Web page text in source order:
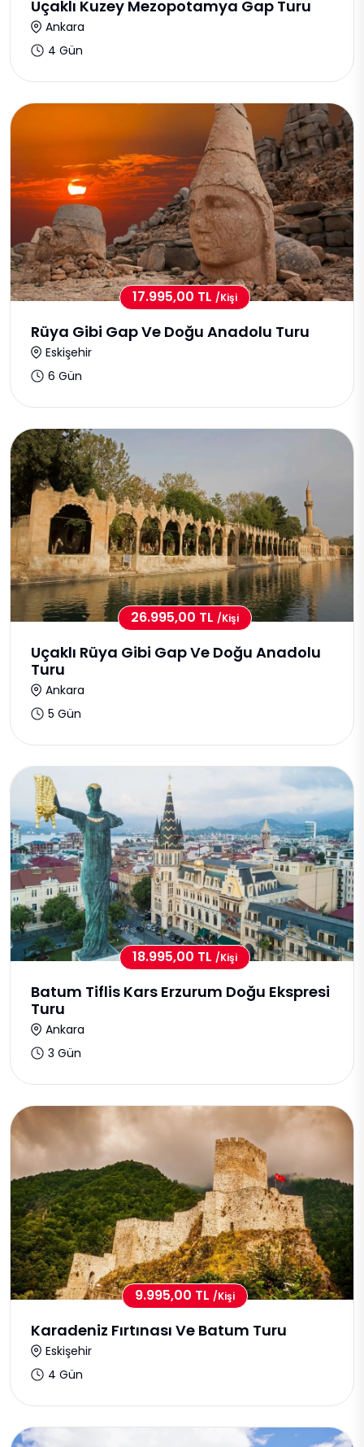
Uçaklı Kuzey Mezopotamya Gap Turu
Ankara
4 Gün
17.995,00 TL /kişi
Rüya Gibi Gap Ve Doğu Anadolu Turu
Eskişehir
6 Gün
26.995,00 TL /kişi
Uçaklı Rüya Gibi Gap Ve Doğu Anadolu
Turu
Ankara
5 Gün
18.995,00 TL /kişi
Batum Tiflis Kars Erzurum Doğu Ekspresi
Turu
Ankara
3 Gün
9.995,00 TL /kişi
Karadeniz Fırtınası Ve Batum Turu
Eskişehir
4 Gün